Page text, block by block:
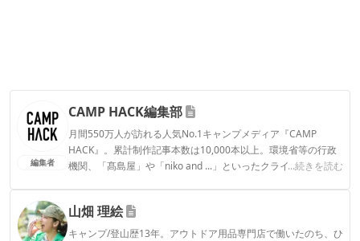
編集者
CAMP HACK編集部
月間550万人が訪れる人気No.1キャンプメディア『CAMP
HACK』。累計制作記事本数は10,000本以上。環境省等の行政
機関、「髙島屋」や「niko and ...」といったクライアントとの
...続きを読む
CAMP HACK編集部のプロフィール
山畑 理絵
キャンプ/登山歴13年。アウトドア用品専門店で働いたのち、ひ